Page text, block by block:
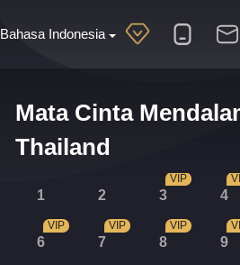
Bahasa Indonesia
Mata Cinta
Thailand
1 2 3
VIP
4
6
VIP
7
VIP
8
VIP
9